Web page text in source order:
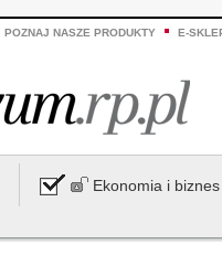
POZNAJ NASZE PRODUKTY E-
Ekonomia i biznes